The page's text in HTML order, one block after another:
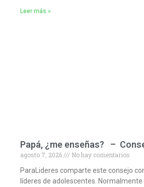
Leer más »
Papá, ¿me enseñas? –
agosto 7, 2026
No hay comentarios
ParaLideres comparte este consejo
líderes de adolescentes.